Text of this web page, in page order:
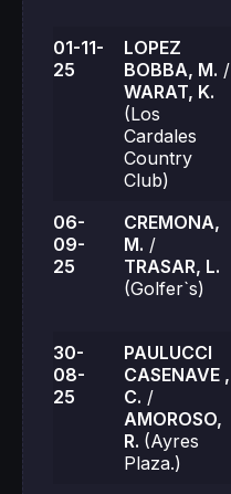
01-11-
25
LOPEZ
BOBBA, M. /
WARAT, K.
(Los
Cardales
Country
Club)
06-
09-
25
CREMONA,
M. /
TRASAR, L.
(Golfer`s)
30-
08-
25
PAULUCCI
CASENAVE ,
C. /
AMOROSO,
R. (Ayres
Plaza.)